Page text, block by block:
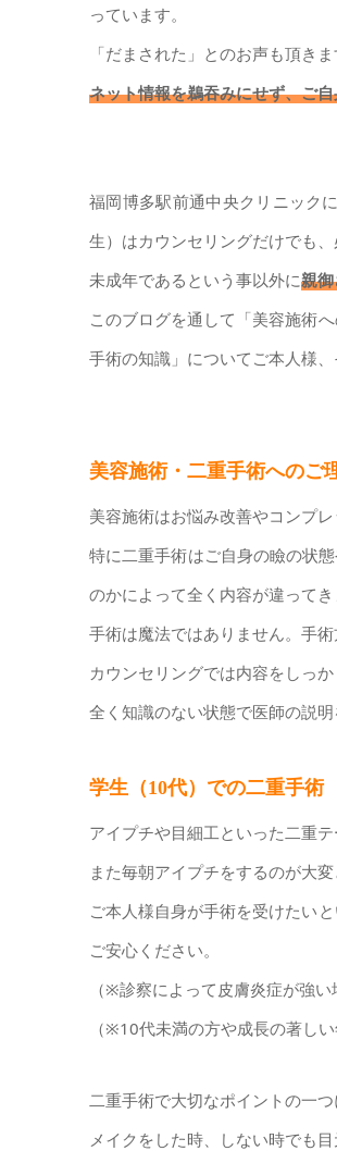
っています。
「だまされた」とのお声も頂き
ネット情報を鵜吞みにせず、ご
福岡博多駅前通中央クリニック
生）はカウンセリングだけでも
未成年であるという事以外に親
このブログを通して「美容施術
手術の知識」についてご本人様
美容施術・二重手術へのご
美容施術はお悩み改善やコンプ
特に二重手術はご自身の瞼の状
のかによって全く内容が違ってき
手術は魔法ではありません。手
カウンセリングでは内容をしっ
全く知識のない状態で医師の説明
学生（10代）での二重手術
アイプチや目細工といった二重
また毎朝アイプチをするのが大
ご本人様自身が手術を受けたい
ご安心ください。
（※診察によって皮膚炎症が強
（※10代未満の方や成長の著し
二重手術で大切なポイントの一つ
メイクをした時、しない時でも